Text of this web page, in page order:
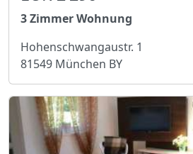
3 Zimmer Wohnung
Hohenschwangaustr. 1
81549 München BY